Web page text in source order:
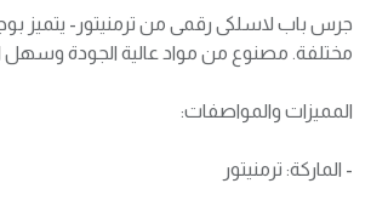
مختلفة. مصنوع من مواد عالية الجودة وسهل
المميزات والمواصفات:
- الماركة: ترمنيتور